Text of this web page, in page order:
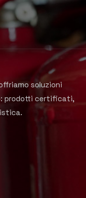
soluzioni
prodotti certificati,